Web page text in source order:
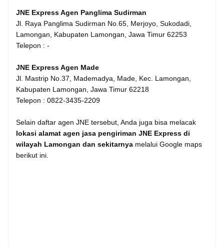
JNE Express Agen Panglima Sudirman
Jl. Raya Panglima Sudirman No.65, Merjoyo, Sukodadi,
Lamongan, Kabupaten Lamongan, Jawa Timur 62253
Telepon : -
JNE Express Agen Made
Jl. Mastrip No.37, Mademadya, Made, Kec. Lamongan,
Kabupaten Lamongan, Jawa Timur 62218
Telepon : 0822-3435-2209
Selain daftar agen JNE tersebut, Anda juga bisa melacak
lokasi alamat agen jasa pengiriman JNE Express di
wilayah Lamongan dan sekitarnya melalui Google maps
berikut ini.